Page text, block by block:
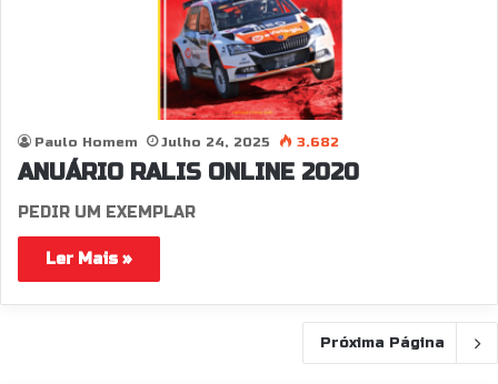
Paulo Homem Julho 24, 2025 3.682
ANUÁRIO RALIS ONLINE 2020
PEDIR UM EXEMPLAR
Ler Mais »
Próxima Página